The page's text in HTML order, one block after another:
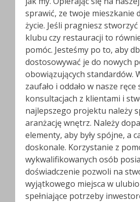
sprawić, ze twoje mieszkanie
życie. Jeśli pragniesz
klubu czy restauracji to
pomóc. Jesteśmy po to, aby
dostosowywać je do nowych
obowiązujących standardów.
zaufało i oddało w nasze
konsultacjach z klientami i
najlepszego projektu należy
aranżację wnętrz. Należy
elementy, aby były spójne, a
doskonale. Korzystanie z
wykwalifikowanych osób
doświadczenie pozwoli na
wyjątkowego miejsca w
spełniające potrzeby